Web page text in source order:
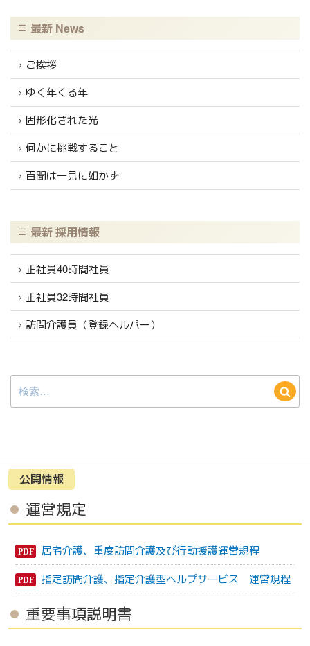
最新 News
ご挨拶
ゆく年くる年
固形化された光
何かに挑戦すること
百聞は一見に如かず
最新 採用情報
正社員40時間社員
正社員32時間社員
訪問介護員（登録ヘルパー）
索:
検
索
公開情報
運営規定
居宅介護、重度訪問介護及び行動援護運営規程
指定訪問介護、指定介護型ヘルプサービス 運営規程
重要事項説明書